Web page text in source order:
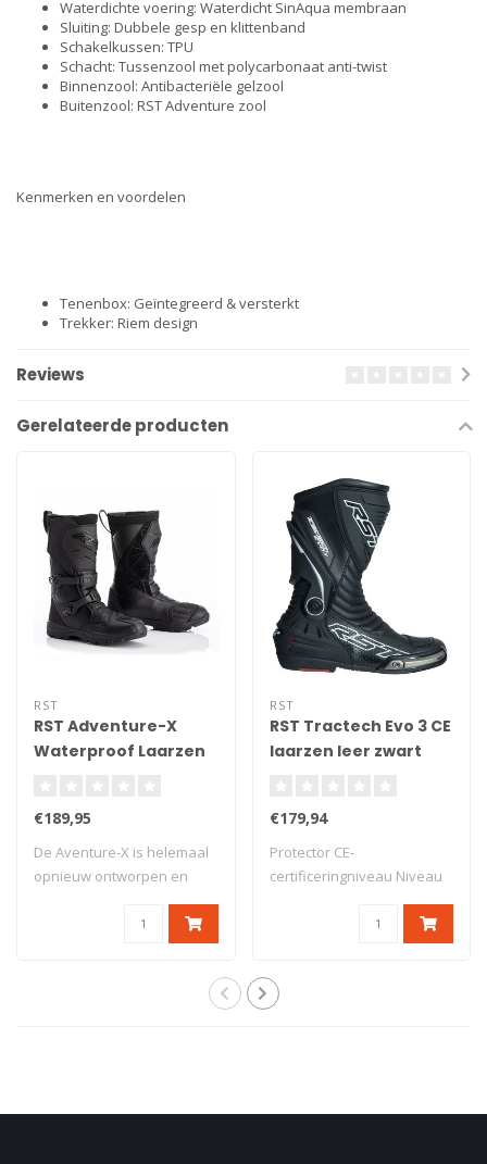
Waterdichte voering: Waterdicht SinAqua membraan
Sluiting: Dubbele gesp en klittenband
Schakelkussen: TPU
Schacht: Tussenzool met polycarbonaat anti-twist
Binnenzool: Antibacteriële gelzool
Buitenzool: RST Adventure zool
Kenmerken en voordelen
Tenenbox: Geïntegreerd & versterkt
Trekker: Riem design
Reviews
Gerelateerde producten
RST
RST Adventure-X
Waterproof Laarzen
€189,95
De Aventure-X is helemaal
opnieuw ontworpen en
RST
RST Tractech Evo 3 CE
laarzen leer zwart
€179,94
Protector CE-
certificeringniveau Niveau
2/2/1 Hielbeschermin..